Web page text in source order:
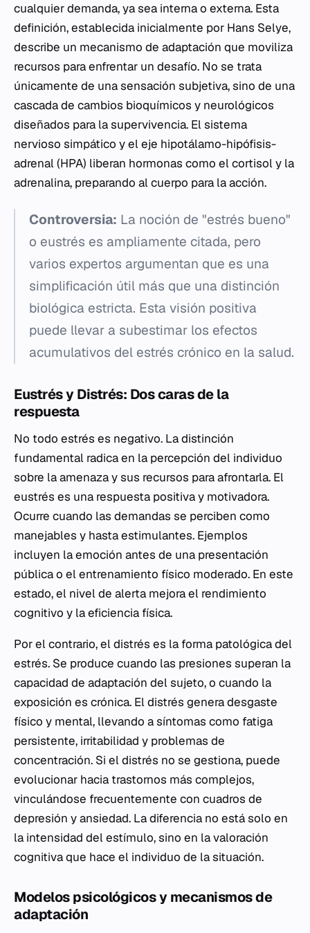
cualquier demanda, ya sea interna o externa. Esta
definición, establecida inicialmente por Hans Selye,
describe un mecanismo de adaptación que moviliza
recursos para enfrentar un desafío. No se trata
únicamente de una sensación subjetiva, sino de una
cascada de cambios bioquímicos y neurológicos
diseñados para la supervivencia. El sistema
nervioso simpático y el eje hipotálamo-hipófisis-
adrenal (HPA) liberan hormonas como el cortisol y la
adrenalina, preparando al cuerpo para la acción.
Controversia: La noción de "estrés bueno"
o eustrés es ampliamente citada, pero
varios expertos argumentan que es una
simplificación útil más que una distinción
biológica estricta. Esta visión positiva
puede llevar a subestimar los efectos
acumulativos del estrés crónico en la salud.
Eustrés y Distrés: Dos caras de la
respuesta
No todo estrés es negativo. La distinción
fundamental radica en la percepción del individuo
sobre la amenaza y sus recursos para afrontarla. El
eustrés es una respuesta positiva y motivadora.
Ocurre cuando las demandas se perciben como
manejables y hasta estimulantes. Ejemplos
incluyen la emoción antes de una presentación
pública o el entrenamiento físico moderado. En este
estado, el nivel de alerta mejora el rendimiento
cognitivo y la eficiencia física.
Por el contrario, el distrés es la forma patológica del
estrés. Se produce cuando las presiones superan la
capacidad de adaptación del sujeto, o cuando la
exposición es crónica. El distrés genera desgaste
físico y mental, llevando a síntomas como fatiga
persistente, irritabilidad y problemas de
concentración. Si el distrés no se gestiona, puede
evolucionar hacia trastornos más complejos,
vinculándose frecuentemente con cuadros de
depresión y ansiedad. La diferencia no está solo en
la intensidad del estímulo, sino en la valoración
cognitiva que hace el individuo de la situación.
Modelos psicológicos y mecanismos de
adaptación